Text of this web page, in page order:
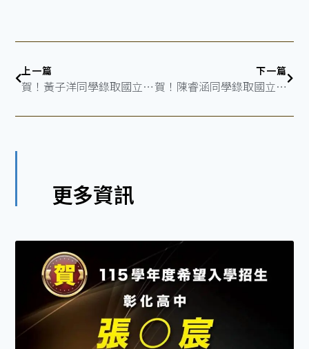
上一篇
賀！黃子洋同學錄取國立成功大學-數學系
下一篇
賀！陳睿涵同學錄取國立中山大學-企業管理學系
更多資訊